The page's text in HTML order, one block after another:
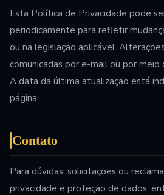
Esta Política de Privacidade pode
periodicamente para refletir
ou na legislação aplicável.
comunicadas por e-mail ou por
A data da última atualização está
página.
Contato
Para dúvidas, solicitações ou
privacidade e proteção de dados,